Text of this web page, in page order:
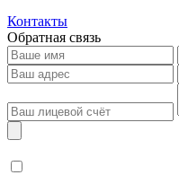
Контакты
Обратная связь